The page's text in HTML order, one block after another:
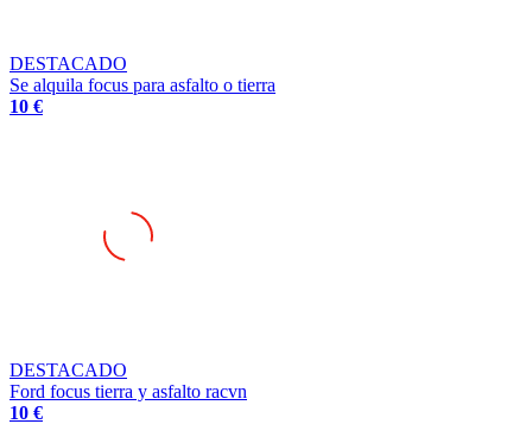
DESTACADO
Se alquila focus para asfalto o tierra
10 €
DESTACADO
Ford focus tierra y asfalto racvn
10 €